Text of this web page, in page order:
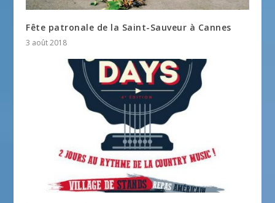
Fête patronale de la Saint-Sauveur à Cannes
3 août 2018